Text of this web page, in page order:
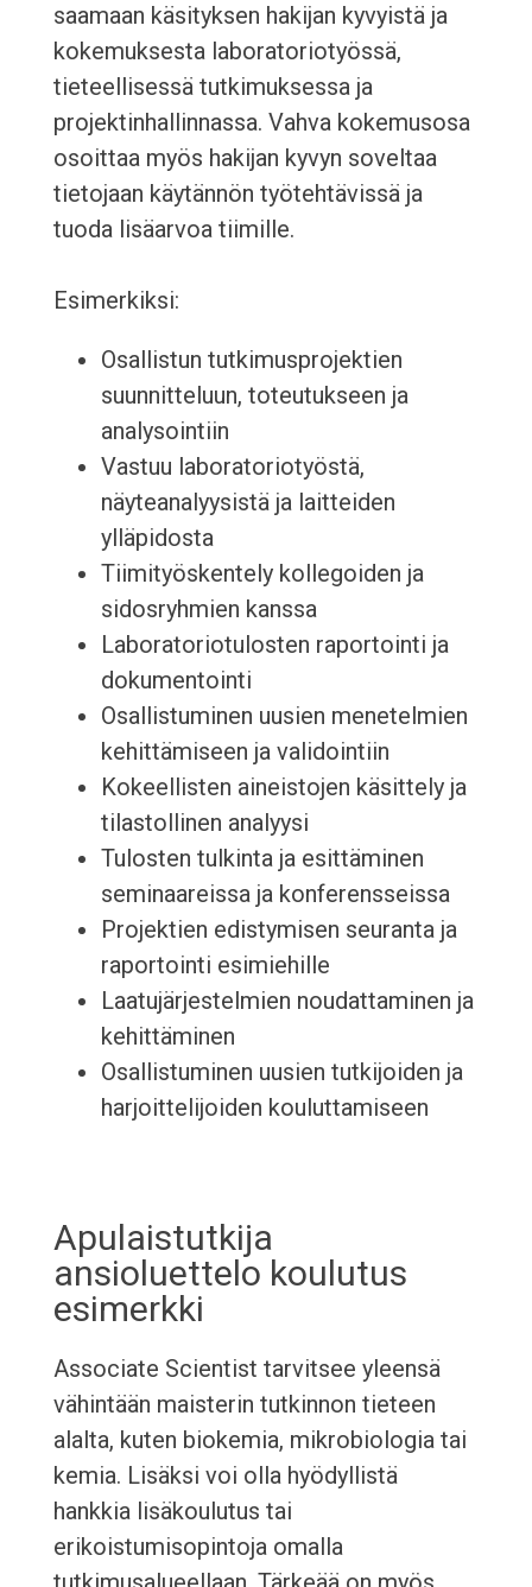
saamaan käsityksen hakijan kyvyistä ja
kokemuksesta laboratoriotyössä,
tieteellisessä tutkimuksessa ja
projektinhallinnassa. Vahva kokemusosa
osoittaa myös hakijan kyvyn soveltaa
tietojaan käytännön työtehtävissä ja
tuoda lisäarvoa tiimille.
Esimerkiksi:
Osallistun tutkimusprojektien
suunnitteluun, toteutukseen ja
analysointiin
Vastuu laboratoriotyöstä,
näyteanalyysistä ja laitteiden
ylläpidosta
Tiimityöskentely kollegoiden ja
sidosryhmien kanssa
Laboratoriotulosten raportointi ja
dokumentointi
Osallistuminen uusien menetelmien
kehittämiseen ja validointiin
Kokeellisten aineistojen käsittely ja
tilastollinen analyysi
Tulosten tulkinta ja esittäminen
seminaareissa ja konferensseissa
Projektien edistymisen seuranta ja
raportointi esimiehille
Laatujärjestelmien noudattaminen ja
kehittäminen
Osallistuminen uusien tutkijoiden ja
harjoittelijoiden kouluttamiseen
Apulaistutkija
ansioluettelo koulutus
esimerkki
Associate Scientist tarvitsee yleensä
vähintään maisterin tutkinnon tieteen
alalta, kuten biokemia, mikrobiologia tai
kemia. Lisäksi voi olla hyödyllistä
hankkia lisäkoulutus tai
erikoistumisopintoja omalla